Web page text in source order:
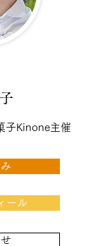
子Kinone主催
ール